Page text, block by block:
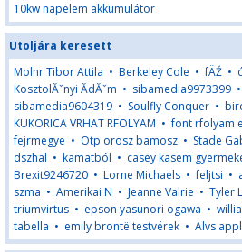
10kw napelem akkumulátor
Utoljára keresett
Molnr Tibor Attila • Berkeley Cole •fÄŹ •
KosztolĂˇnyi ĂdĂˇm • sibamedia9973399 •
sibamedia9604319 • Soulfly Conquer •
KUKORICA VRHAT RFOLYAM •font rfolyam
fejrmegye • Otp orosz bamosz • Stade
dszhal • kamatból • casey kasem
Brexit9246720 • Lorne Michaels •feljtsi •
szma • Amerikai N • Jeanne Valrie • Tyler
triumvirtus • epson yasunori ogawa •
tabella • emily brontë testvérek • Alvs